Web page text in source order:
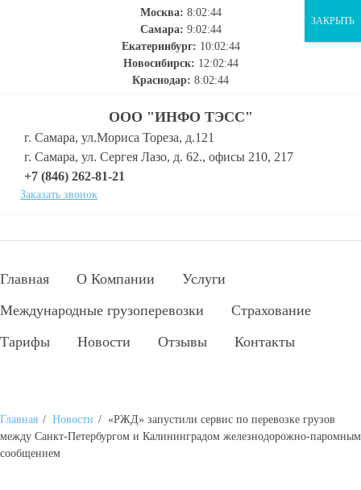
Москва: 8:02:45
Самара: 9:02:45
Екатеринбург: 10:02:45
Новосибирск: 12:02:45
Краснодар: 8:02:45
ООО "ИНФО ТЭСС"
г. Самара, ул.Мориса Тореза, д.121
г. Самара, ул. Сергея Лазо, д. 62., офисы 210, 217
+7 (846) 262-81-21
Заказать звонок
Главная О Компании
Услуги
Международные грузоперевозки
Страхование
Тарифы
Новости Отзывы Контакты
Главная / Новости / «РЖД» запустили сервис по перевозке грузов
между Санкт-Петербургом и Калининградом железнодорожно-паромным
сообщением
ЗАКРЫТЬ